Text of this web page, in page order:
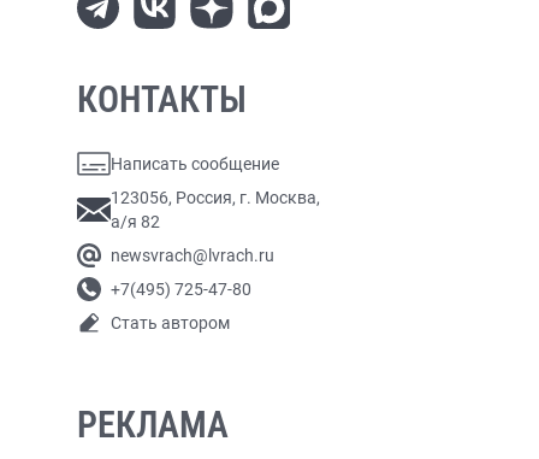
КОНТАКТЫ
Написать сообщение
123056, Россия, г. Москва,
а/я 82
newsvrach@lvrach.ru
+7(495) 725-47-80
Стать автором
РЕКЛАМА